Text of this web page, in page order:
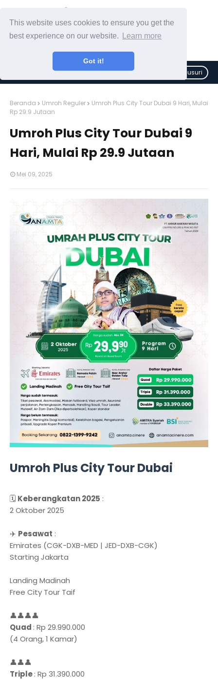
This website uses cookies to ensure you get the
best experience on our website.
Learn more
Got it!
Telusuri
Beranda Umroh Reguler
Umroh Plus City Tour Dubai 9 Hari, Mulai
Rp 29.9 Jutaan
Umroh Plus City Tour Dubai 9
Hari, Mulai Rp 29.9 Jutaan
Mei 09, 2025
Umroh Plus City Tour Dubai
🗓️ Keberangkatan 2025 :
2 Oktober 2025
✈️ Pesawat :
Emirates (CGK-DXB-MED | JED-DXB-CGK)
Starting Jakarta
Landing Madinah
Free City Tour Taif
👤👤👤👤
Quad : Rp 29.990.000
(4 Orang, 1 Kamar)
👤👤👤
Triple: Rp 31.390.000